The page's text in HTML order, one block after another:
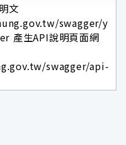
文
swagger/y
產生API說明頁面網
swagger/api-